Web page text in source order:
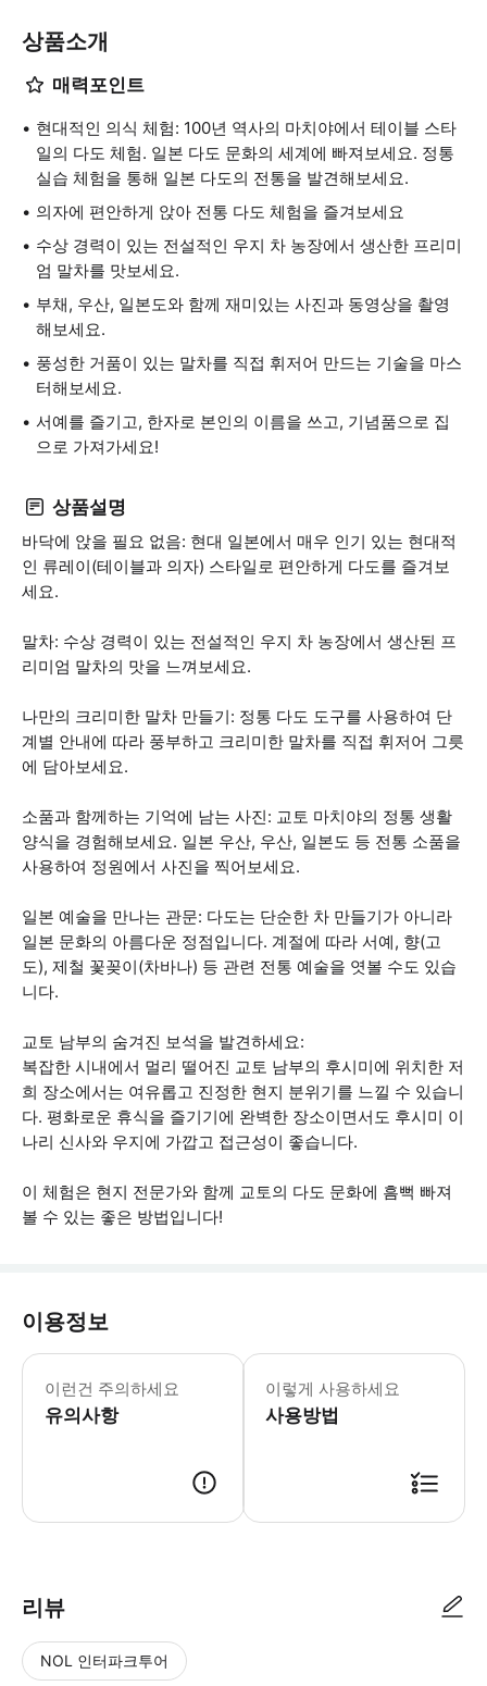
상품소개
매력포인트
현대적인 의식 체험: 100년 역사의 마치야에서 테이블 스타
일의 다도 체험. 일본 다도 문화의 세계에 빠져보세요. 정통
실습 체험을 통해 일본 다도의 전통을 발견해보세요.
의자에 편안하게 앉아 전통 다도 체험을 즐겨보세요
수상 경력이 있는 전설적인 우지 차 농장에서 생산한 프리미
엄 말차를 맛보세요.
부채, 우산, 일본도와 함께 재미있는 사진과 동영상을 촬영
해보세요.
풍성한 거품이 있는 말차를 직접 휘저어 만드는 기술을 마스
터해보세요.
서예를 즐기고, 한자로 본인의 이름을 쓰고, 기념품으로 집
으로 가져가세요!
상품설명
바닥에 앉을 필요 없음: 현대 일본에서 매우 인기 있는 현대적
인 류레이(테이블과 의자) 스타일로 편안하게 다도를 즐겨보
세요.
말차: 수상 경력이 있는 전설적인 우지 차 농장에서 생산된 프
리미엄 말차의 맛을 느껴보세요.
나만의 크리미한 말차 만들기: 정통 다도 도구를 사용하여 단
계별 안내에 따라 풍부하고 크리미한 말차를 직접 휘저어 그릇
에 담아보세요.
소품과 함께하는 기억에 남는 사진: 교토 마치야의 정통 생활
양식을 경험해보세요. 일본 우산, 우산, 일본도 등 전통 소품을
사용하여 정원에서 사진을 찍어보세요.
일본 예술을 만나는 관문: 다도는 단순한 차 만들기가 아니라
일본 문화의 아름다운 정점입니다. 계절에 따라 서예, 향(고
도), 제철 꽃꽂이(차바나) 등 관련 전통 예술을 엿볼 수도 있습
니다.
교토 남부의 숨겨진 보석을 발견하세요:
복잡한 시내에서 멀리 떨어진 교토 남부의 후시미에 위치한 저
희 장소에서는 여유롭고 진정한 현지 분위기를 느낄 수 있습니
다. 평화로운 휴식을 즐기기에 완벽한 장소이면서도 후시미 이
나리 신사와 우지에 가깝고 접근성이 좋습니다.
이 체험은 현지 전문가와 함께 교토의 다도 문화에 흠뻑 빠져
볼 수 있는 좋은 방법입니다!
이용정보
이런건 주의하세요
유의사항
기모노 옵션: 기모노 대여를 예약한
이렇게 사용하세요
사용방법
리뷰
NOL 인터파크투어